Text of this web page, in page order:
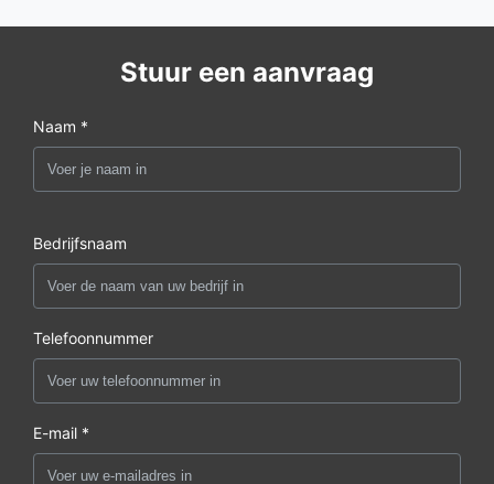
Stuur een aanvraag
Naam *
Bedrijfsnaam
Telefoonnummer
E-mail *